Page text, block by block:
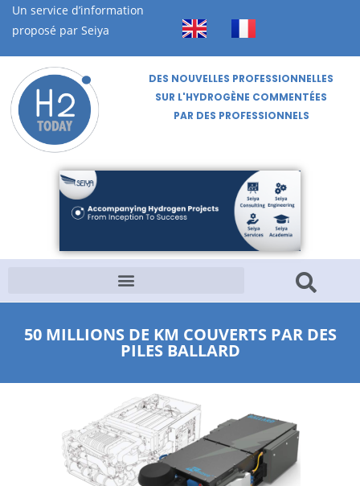
Un service d’information
proposé par Seiya
DES NOUVELLES PROFESSIONNELLES
SUR L'HYDROGÈNE COMMENTÉES
PAR DES PROFESSIONNELS
50 MILLIONS DE KM COUVERTS PAR DES
PILES BALLARD